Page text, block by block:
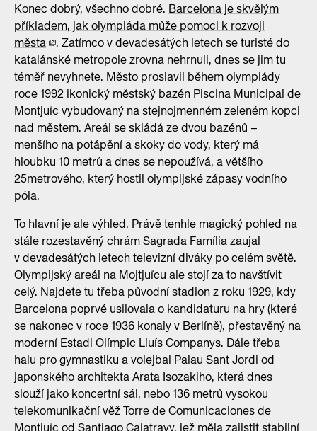
Konec dobrý, všechno dobré. Barcelona je skvělým
příkladem, jak olympiáda může pomoci k rozvoji
města
. Zatímco v devadesátých letech se turisté do
katalánské metropole zrovna nehrnuli, dnes se jim tu
téměř nevyhnete. Město proslavil během olympiády
roce 1992 ikonický městský bazén Piscina Municipal de
Montjuïc vybudovaný na stejnojmenném zeleném kopci
nad městem. Areál se skládá ze dvou bazénů –
menšího na potápění a skoky do vody, který má
hloubku 10 metrů a dnes se nepoužívá, a většího
25metrového, který hostil olympijské zápasy vodního
póla.
To hlavní je ale výhled. Právě tenhle magický pohled na
stále rozestavěný chrám Sagrada Família zaujal
v devadesátých letech televizní diváky po celém světě.
Olympijský areál na Mojtjuïcu ale stojí za to navštívit
celý. Najdete tu třeba původní stadion z roku 1929, kdy
Barcelona poprvé usilovala o kandidaturu na hry (které
se nakonec v roce 1936 konaly v Berlíně), přestavěný na
moderní Estadi Olímpic Lluís Companys. Dále třeba
halu pro gymnastiku a volejbal Palau Sant Jordi od
japonského architekta Arata Isozakiho, která dnes
slouží jako koncertní sál, nebo 136 metrů vysokou
telekomunikační věž Torre de Comunicaciones de